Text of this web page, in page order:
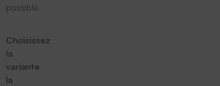
possible.
Choisissez
la
variante
la